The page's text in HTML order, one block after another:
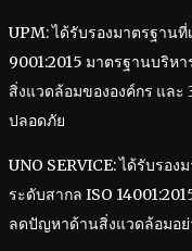
UPM: ได้รับรองมาตรฐาน
9001:2015 มาตรฐานบริห
สิ่งแวดล้อมขององค์กร แล
ปลอดภัย
UNO SERVICE: ได้รับรอ
ระดับสากล ISO
ลดปัญหาด้านสิ่งแวดล้อมอย่